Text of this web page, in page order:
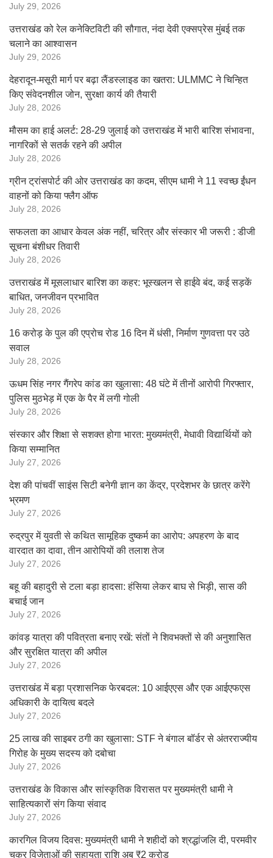
July 29, 2026
उत्तराखंड को रेल कनेक्टिविटी की सौगात, नंदा देवी एक्सप्रेस मुंबई तक
चलाने का आश्वासन
July 29, 2026
देहरादून-मसूरी मार्ग पर बढ़ा लैंडस्लाइड का खतरा: ULMMC ने चिन्हित
किए संवेदनशील जोन, सुरक्षा कार्य की तैयारी
July 28, 2026
मौसम का हाई अलर्ट: 28-29 जुलाई को उत्तराखंड में भारी बारिश संभावना,
नागरिकों से सतर्क रहने की अपील
July 28, 2026
ग्रीन ट्रांसपोर्ट की ओर उत्तराखंड का कदम, सीएम धामी ने 11 स्वच्छ ईंधन
वाहनों को किया फ्लैग ऑफ
July 28, 2026
सफलता का आधार केवल अंक नहीं, चरित्र और संस्कार भी जरूरी : डीजी
सूचना बंशीधर तिवारी
July 28, 2026
उत्तराखंड में मूसलाधार बारिश का कहर: भूस्खलन से हाईवे बंद, कई सड़कें
बाधित, जनजीवन प्रभावित
July 28, 2026
16 करोड़ के पुल की एप्रोच रोड 16 दिन में धंसी, निर्माण गुणवत्ता पर उठे
सवाल
July 28, 2026
ऊधम सिंह नगर गैंगरेप कांड का खुलासा: 48 घंटे में तीनों आरोपी गिरफ्तार,
पुलिस मुठभेड़ में एक के पैर में लगी गोली
July 28, 2026
संस्कार और शिक्षा से सशक्त होगा भारत: मुख्यमंत्री, मेधावी विद्यार्थियों को
किया सम्मानित
July 27, 2026
देश की पांचवीं साइंस सिटी बनेगी ज्ञान का केंद्र, प्रदेशभर के छात्र करेंगे
भ्रमण
July 27, 2026
रुद्रपुर में युवती से कथित सामूहिक दुष्कर्म का आरोप: अपहरण के बाद
वारदात का दावा, तीन आरोपियों की तलाश तेज
July 27, 2026
बहू की बहादुरी से टला बड़ा हादसा: हंसिया लेकर बाघ से भिड़ी, सास की
बचाई जान
July 27, 2026
कांवड़ यात्रा की पवित्रता बनाए रखें: संतों ने शिवभक्तों से की अनुशासित
और सुरक्षित यात्रा की अपील
July 27, 2026
उत्तराखंड में बड़ा प्रशासनिक फेरबदल: 10 आईएएस और एक आईएफएस
अधिकारी के दायित्व बदले
July 27, 2026
25 लाख की साइबर ठगी का खुलासा: STF ने बंगाल बॉर्डर से अंतरराज्यीय
गिरोह के मुख्य सदस्य को दबोचा
July 27, 2026
उत्तराखंड के विकास और सांस्कृतिक विरासत पर मुख्यमंत्री धामी ने
साहित्यकारों संग किया संवाद
July 27, 2026
कारगिल विजय दिवस: मुख्यमंत्री धामी ने शहीदों को श्रद्धांजलि दी, परमवीर
चक्र विजेताओं की सहायता राशि अब ₹2 करोड़